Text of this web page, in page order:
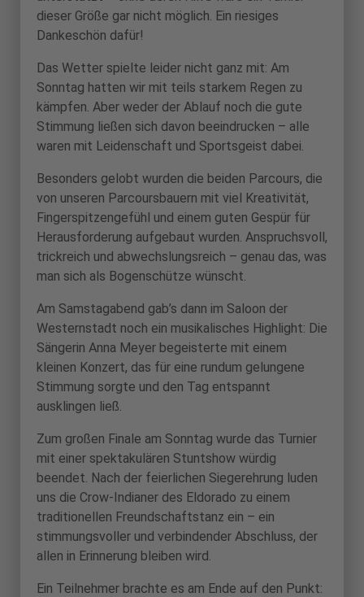
dieser Größe gar nicht möglich. Ein riesiges
Dankeschön dafür!
Das Wetter spielte leider nicht ganz mit: Am
Sonntag hatten wir mit teils starkem Regen zu
kämpfen. Aber weder der Ablauf noch die gute
Stimmung ließen sich davon beeindrucken – alle
waren mit Leidenschaft und Sportsgeist dabei.
Besonders gelobt wurden die beiden Parcours, die
von unseren Parcoursbauern mit viel Kreativität,
Fingerspitzengefühl und einem guten Gespür für
Herausforderung aufgebaut wurden. Anspruchsvoll,
trickreich und abwechslungsreich – genau das, was
man sich als Bogenschütze wünscht.
Am Samstagabend gab’s dann im Saloon der
Westernstadt noch ein musikalisches Highlight: Die
Sängerin Anna Meyer begeisterte mit einem
kleinen Konzert, das für eine rundum gelungene
Stimmung sorgte und den Tag entspannt
ausklingen ließ.
Zum großen Finale am Sonntag wurde das Turnier
mit einer spektakulären Stuntshow würdig
beendet. Nach der feierlichen Siegerehrung luden
uns die Crow-Indianer des Eldorado zu einem
traditionellen Freundschaftstanz ein – ein
stimmungsvoller und verbindender Abschluss, der
allen in Erinnerung bleiben wird.
Ein Teilnehmer brachte es am Ende auf den Punkt: